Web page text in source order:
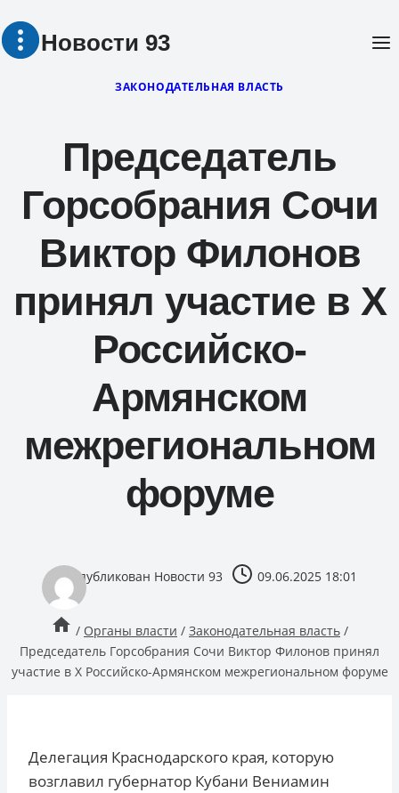
Перейти
Новости 93
ЗАКОНОДАТЕЛЬНАЯ ВЛАСТЬ
Председатель
Горсобрания Сочи
Виктор Филонов
принял участие в X
Российско-
Армянском
межрегиональном
форуме
опубликован Новости 93 09.06.2025 18:01
/ Органы власти / Законодательная власть /
Председатель Горсобрания Сочи Виктор Филонов принял
участие в X Российско-Армянском межрегиональном форуме
Делегация Краснодарского края, которую
возглавил губернатор Кубани Вениамин